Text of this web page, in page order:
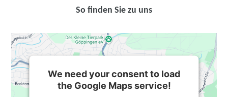
So finden Sie zu uns
We need your consent to load
the Google Maps service!